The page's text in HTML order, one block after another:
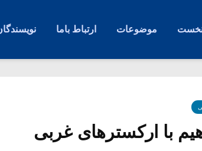
موضوعات ارتباط باما
با ارکسترهای غربی